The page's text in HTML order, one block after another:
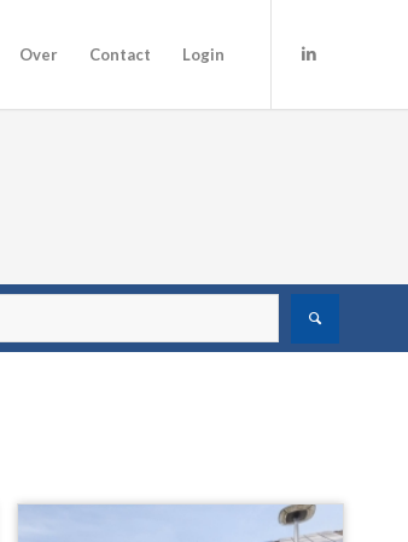
Over Contact Login